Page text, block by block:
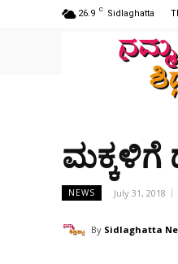
26.9 C Sidlaghatta
ಮಕ್ಕಳಿಗೆ
NEWS July 31, 2018
By Sidlaghatta